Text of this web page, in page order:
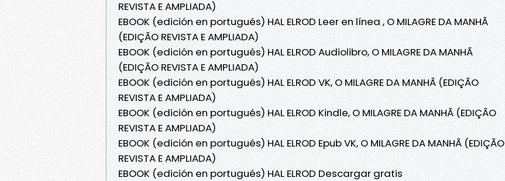
REVISTA E AMPLIADA)
EBOOK (edición en portugués) HAL ELROD Leer en línea , O MILAGRE DA MANHÃ
(EDIÇÃO REVISTA E AMPLIADA)
EBOOK (edición en portugués) HAL ELROD Audiolibro, O MILAGRE DA MANHÃ
(EDIÇÃO REVISTA E AMPLIADA)
EBOOK (edición en portugués) HAL ELROD VK, O MILAGRE DA MANHÃ (EDIÇÃO
REVISTA E AMPLIADA)
EBOOK (edición en portugués) HAL ELROD Kindle, O MILAGRE DA MANHÃ (EDIÇÃO
REVISTA E AMPLIADA)
EBOOK (edición en portugués) HAL ELROD Epub VK, O MILAGRE DA MANHÃ (EDIÇÃO
REVISTA E AMPLIADA)
EBOOK (edición en portugués) HAL ELROD Descargar gratis